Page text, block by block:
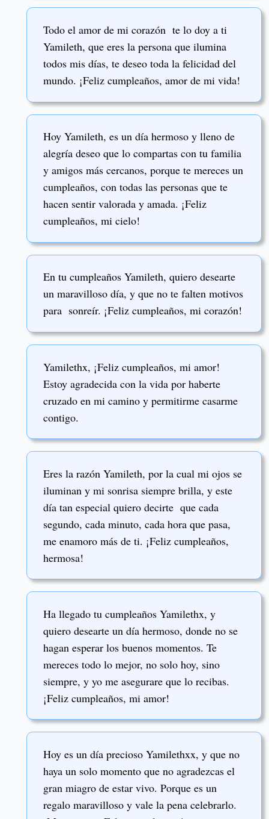
Todo el amor de mi corazón te lo doy a ti
Yamileth, que eres la persona que ilumina
todos mis días, te deseo toda la felicidad del
mundo. ¡Feliz cumpleaños, amor de mi vida!
Hoy Yamileth, es un día hermoso y lleno de
alegría deseo que lo compartas con tu familia
y amigos más cercanos, porque te mereces un
cumpleaños, con todas las personas que te
hacen sentir valorada y amada. ¡Feliz
cumpleaños, mi cielo!
En tu cumpleaños Yamileth, quiero desearte
un maravilloso día, y que no te falten motivos
para sonreír. ¡Feliz cumpleaños, mi corazón!
Yamilethx, ¡Feliz cumpleaños, mi amor!
Estoy agradecida con la vida por haberte
cruzado en mi camino y permitirme casarme
contigo.
Eres la razón Yamileth, por la cual mi ojos se
iluminan y mi sonrisa siempre brilla, y este
día tan especial quiero decirte que cada
segundo, cada minuto, cada hora que pasa,
me enamoro más de ti. ¡Feliz cumpleaños,
hermosa!
Ha llegado tu cumpleaños Yamilethx, y
quiero desearte un día hermoso, donde no se
hagan esperar los buenos momentos. Te
mereces todo lo mejor, no solo hoy, sino
siempre, y yo me asegurare que lo recibas.
¡Feliz cumpleaños, mi amor!
Hoy es un día precioso Yamilethxx, y que no
haya un solo momento que no agradezcas el
gran miagro de estar vivo. Porque es un
regalo maravilloso y vale la pena celebrarlo.